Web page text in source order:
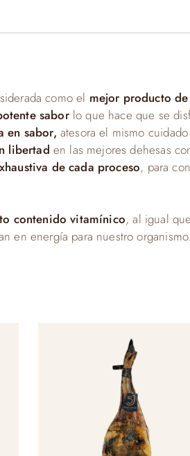
como el mejor producto
saborlo que hace que se
en sabor, atesora el mismo
libertad en las mejores dehesas
de cada proceso, para
contenido vitamínico, al igual
en energía para nuestro organismo.